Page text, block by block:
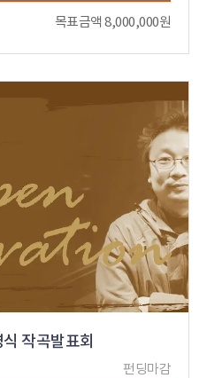
목표금액 8,000,000원
작곡발표회
펀딩마감